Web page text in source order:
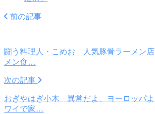
前の記事
闘う料理人・こめお 人気豚骨ラーメン
メン食…
次の記事
おぎやはぎ小木 異常だよ、ヨーロッパ
ワイで家…